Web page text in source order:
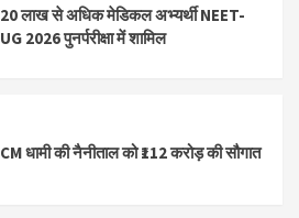
20 लाख से अधिक मेडिकल अभ्यर्थी NEET-
UG 2026 पुनर्परीक्षा में शामिल
CM धामी की नैनीताल को ₹112 करोड़ की सौगात